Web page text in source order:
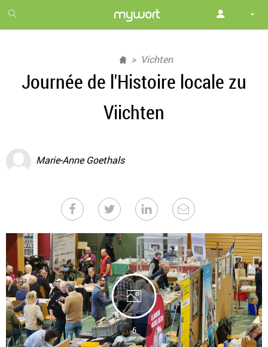
month
free
Vichten
Journée de l'Histoire locale zu
Viichten
Marie-Anne Goethals
6